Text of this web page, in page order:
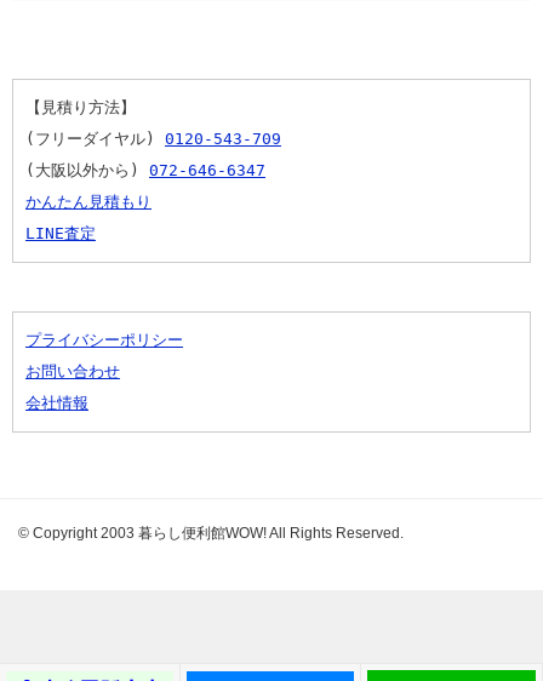
【見積り方法】
(フリーダイヤル) 0120-543-709
(大阪以外から) 072-646-6347
かんたん見積もり
LINE査定
プライバシーポリシー
お問い合わせ
会社情報
© Copyright 2003 暮らし便利館WOW! All Rights Reserved.